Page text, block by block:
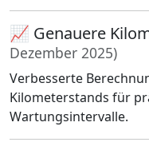
📈 Genauere
Dezember 2025)
Verbesserte
Kilometerstands für
Wartungsintervalle.